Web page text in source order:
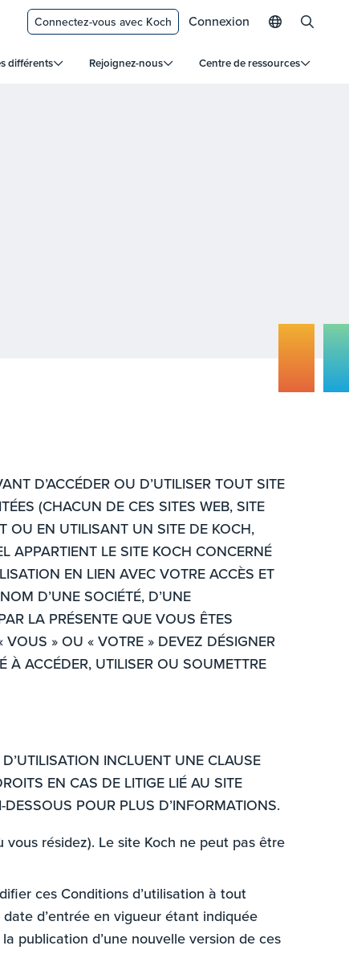
différents Rejoignez-nous Centre de ressources
Connectez-vous avec Koch Connexion
D’ACCÉDER OU D’UTILISER TOUT SITE
(CHACUN DE CES SITES WEB, SITE
OU EN UTILISANT UN SITE DE KOCH,
LE SITE KOCH CONCERNÉ
EN LIEN AVEC VOTRE ACCÈS ET
D’UNE SOCIÉTÉ, D’UNE
LA PRÉSENTE QUE VOUS ÊTES
» OU « VOTRE » DEVEZ DÉSIGNER
À ACCÉDER, UTILISER OU SOUMETTRE
INCLUENT UNE CLAUSE
EN CAS DE LITIGE LIÉ AU SITE
DESSOUS POUR PLUS D’INFORMATIONS.
vous résidez). Le site Koch ne peut pas être
ces Conditions d’utilisation à tout
d’entrée en vigueur étant indiquée
publication d’une nouvelle version de ces